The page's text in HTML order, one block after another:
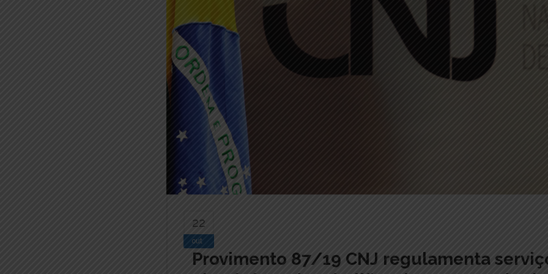
22
out
Provimento 87/19 CNJ regulamenta